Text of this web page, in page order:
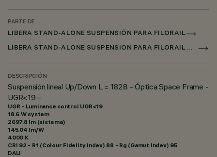
PARTE DE
LIBERA STAND-ALONE SUSPENSIÓN PARA FILORAIL
LIBERA STAND-ALONE SUSPENSIÓN PARA FILORAIL DALI POWERLINE
DESCRIPCIÓN
Suspensión lineal Up/Down L = 1828 - Óptica Space Frame -
UGR<19 –
UGR - Luminance control UGR<19
18.6 W system
2697.8 lm (sistema)
145.04 lm/W
4000 K
CRI 92 - Rf (Colour Fidelity Index) 88 - Rg (Gamut Index) 95
DALI